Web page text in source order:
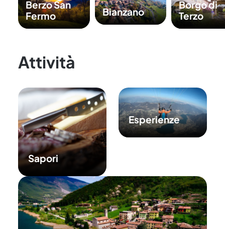
Berzo San
Fermo
Bianzano
Borgo di
Terzo
Attività
Sapori
Esperienze